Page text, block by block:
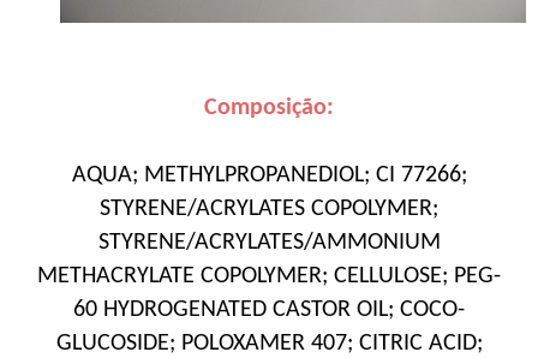
Composição:
AQUA; METHYLPROPANEDIOL; CI 77266;
STYRENE/ACRYLATES COPOLYMER;
STYRENE/ACRYLATES/AMMONIUM
METHACRYLATE COPOLYMER; CELLULOSE; PEG-
60 HYDROGENATED CASTOR OIL; COCO-
GLUCOSIDE; POLOXAMER 407; CITRIC ACID;